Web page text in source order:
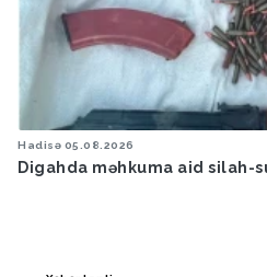
Hadisə 05.08.2026
Digahda məhkuma aid silah-